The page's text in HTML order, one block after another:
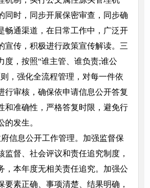
同时，同步开展保密审查，同步确
畅通渠道，在日常工作中，广泛开
宣传，积极进行政策宣传解读。三
度，按照“谁主管、谁负责;谁公
，强化全流程管理，对每一件依
行审核，确保依申请信息公开答复
和准确性，严格答复时限，避免行
的发生。
信息公开工作管理。加强监督保
监督、社会评议和责任追究制度，
，本年度无相关责任追究。加强公
要素正确、事项清楚、结果明确，